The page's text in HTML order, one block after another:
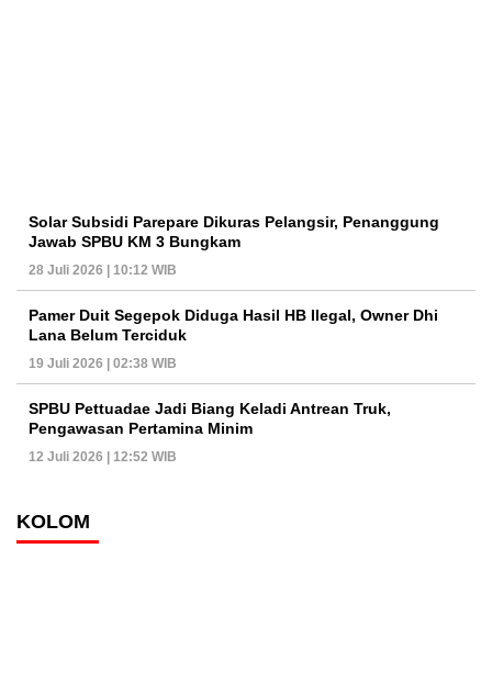
Solar Subsidi Parepare Dikuras Pelangsir, Penanggung
Jawab SPBU KM 3 Bungkam
28 Juli 2026 | 10:12 WIB
Pamer Duit Segepok Diduga Hasil HB Ilegal, Owner Dhi
Lana Belum Terciduk
19 Juli 2026 | 02:38 WIB
SPBU Pettuadae Jadi Biang Keladi Antrean Truk,
Pengawasan Pertamina Minim
12 Juli 2026 | 12:52 WIB
KOLOM